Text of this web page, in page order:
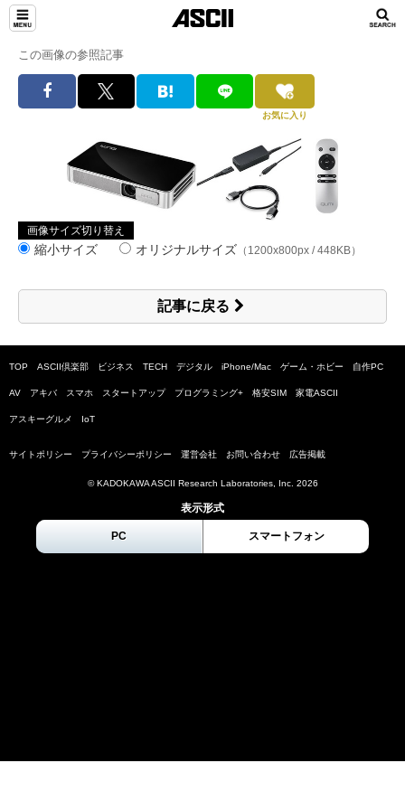
この画像の参照記事
お気に入り
画像サイズ切り替え
縮小サイズ オリジナルサイズ （1200x800px / 448KB）
記事に戻る
TOP ASCII倶楽部 ビジネス TECH デジタル iPhone/Mac ゲーム・ホビー 自作PC
AV アキバ スマホ スタートアップ プログラミング+ 格安SIM 家電ASCII
アスキーグルメ IoT
サイトポリシー プライバシーポリシー 運営会社 お問い合わせ 広告掲載
© KADOKAWA ASCII Research Laboratories, Inc. 2026
表示形式
PC スマートフォン